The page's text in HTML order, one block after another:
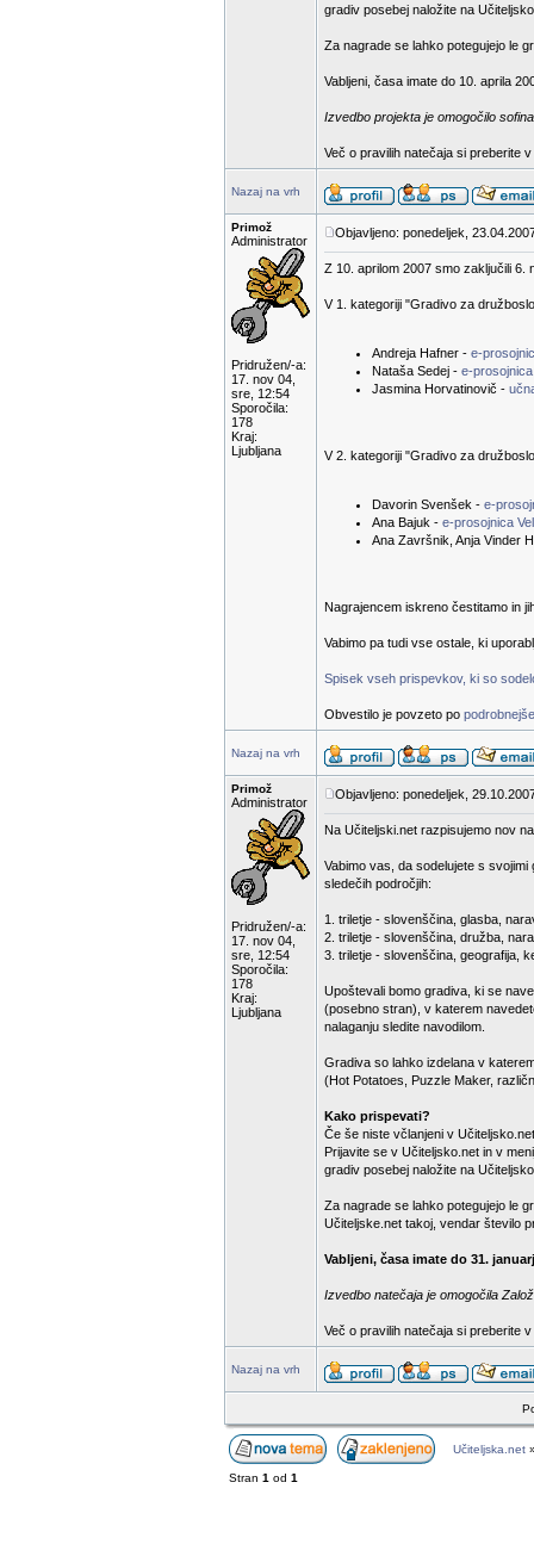
gradiv posebej naložite na
Za nagrade se lahko potegujejo le
Vabljeni, časa imate do 10. aprila
Izvedbo projekta je omogočilo
Več o pravilih natečaja si preberite v
Nazaj na vrh
Primož
Administrator
Pridružen/-a:
17. nov 04,
sre, 12:54
Sporočila:
178
Kraj:
Ljubljana
Objavljeno: ponedeljek,
Z 10. aprilom 2007 smo zaključili 6.
V 1. kategoriji "Gradivo za
Andreja Hafner - e-
Nataša Sedej - e-
Jasmina Horvatinovič -
V 2. kategoriji "Gradivo za
Davorin Svenšek - e-
Ana Bajuk - e-prosojnica
Ana Završnik, Anja Vinder
Nagrajencem iskreno čestitamo in
Vabimo pa tudi vse ostale, ki
Spisek vseh prispevkov, ki so
Obvestilo je povzeto po
Nazaj na vrh
Primož
Administrator
Pridružen/-a:
17. nov 04,
sre, 12:54
Sporočila:
178
Kraj:
Ljubljana
Objavljeno: ponedeljek,
Na Učiteljski.net razpisujemo nov
Vabimo vas, da sodelujete s
sledečih področjih:
1. triletje - slovenščina, glasba,
2. triletje - slovenščina, družba,
3. triletje - slovenščina, geografija,
Upoštevali bomo gradiva, ki se
(posebno stran), v katerem
nalaganju sledite navodilom.
Gradiva so lahko izdelana v
(Hot Potatoes, Puzzle Maker,
Kako prispevati?
Če še niste včlanjeni v
Prijavite se v Učiteljsko.net in v
gradiv posebej naložite na
Za nagrade se lahko potegujejo le
Učiteljske.net takoj, vendar število
Vabljeni, časa imate do 31.
Izvedbo natečaja je omogočila
Več o pravilih natečaja si preberite v
Nazaj na vrh
Učiteljska.net
Stran 1 od 1